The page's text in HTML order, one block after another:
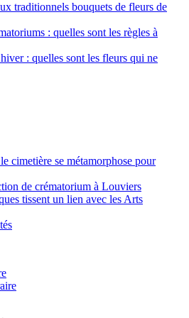
traditionnels bouquets de fleurs de
: quelles sont les règles à
: quelles sont les fleurs qui ne
cimetière se métamorphose pour
de crématorium à Louviers
tissent un lien avec les Arts